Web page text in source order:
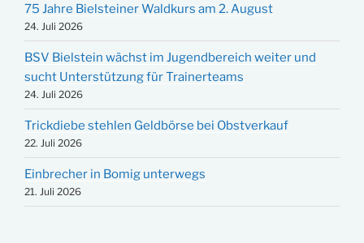
75 Jahre Bielsteiner Waldkurs am 2. August
24. Juli 2026
BSV Bielstein wächst im Jugendbereich weiter und
sucht Unterstützung für Trainerteams
24. Juli 2026
Trickdiebe stehlen Geldbörse bei Obstverkauf
22. Juli 2026
Einbrecher in Bomig unterwegs
21. Juli 2026